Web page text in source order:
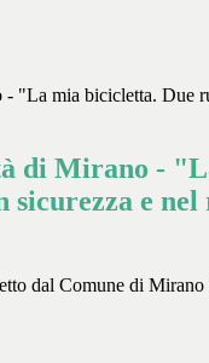
"La mia bicicletta. Due
di Mirano -
e nel
dal Comune di Mirano